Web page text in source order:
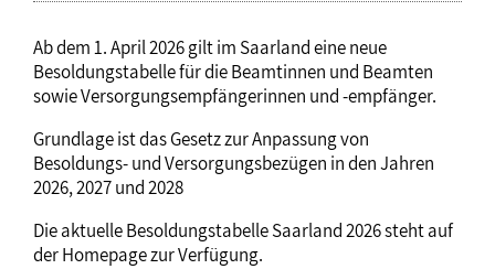
Ab dem 1. April 2026 gilt im Saarland eine neue
Besoldungstabelle für die Beamtinnen und Beamten
sowie Versorgungsempfängerinnen und -empfänger.
Grundlage ist das Gesetz zur Anpassung von
Besoldungs- und Versorgungsbezügen in den Jahren
2026, 2027 und 2028
Die aktuelle Besoldungstabelle Saarland 2026 steht auf
der Homepage zur Verfügung.